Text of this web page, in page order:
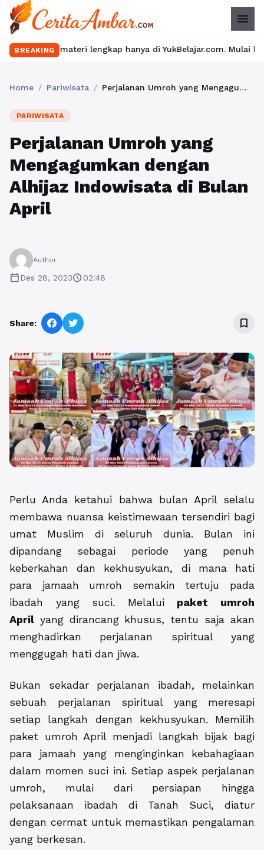
menu
BREAKING
lengkap hanya di YukBelajar.com. Mulai langkah
Home / Pariwisata / Perjalanan Umroh yang Mengagumkan dengan Alhijaz Indowisata di Bulan April
PARIWISATA
Perjalanan Umroh yang
Mengagumkan dengan
Alhijaz Indowisata di Bulan
April
Author
calendar_todayDes 28, 2023schedule02:48
Share: bookmark_border
Perlu Anda ketahui bahwa bulan April selalu
membawa nuansa keistimewaan tersendiri bagi
umat Muslim di seluruh dunia. Bulan ini
dipandang sebagai periode yang penuh
keberkahan dan kekhusyukan, di mana hati
para jamaah umroh semakin tertuju pada
ibadah yang suci. Melalui paket umroh
April yang dirancang khusus, tentu saja akan
menghadirkan perjalanan spiritual yang
menggugah hati dan jiwa.
Bukan sekadar perjalanan ibadah, melainkan
sebuah perjalanan spiritual yang meresapi
setiap langkah dengan kekhusyukan. Memilih
paket umroh April menjadi langkah bijak bagi
para jamaah yang menginginkan kebahagiaan
dalam momen suci ini. Setiap aspek perjalanan
umroh, mulai dari persiapan hingga
pelaksanaan ibadah di Tanah Suci, diatur
dengan cermat untuk memastikan pengalaman
yang berkesan.